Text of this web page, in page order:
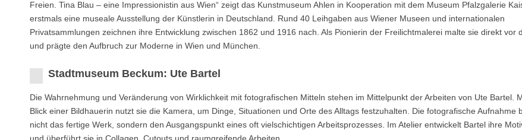
Freien. Tina Blau – eine Impressionistin aus Wien“ zeigt das Kunstmuseum Ahlen in Kooperation mit dem Museum Pfalzgalerie
erstmals eine museale Ausstellung der Künstlerin in Deutschland. Rund 40 Leihgaben aus Wiener Museen und internationalen
Privatsammlungen zeichnen ihre Entwicklung zwischen 1862 und 1916 nach. Als Pionierin der Freilichtmalerei malte sie direkt vor
und prägte den Aufbruch zur Moderne in Wien und München.
Stadtmuseum Beckum: Ute Bartel
Die Wahrnehmung und Veränderung von Wirklichkeit mit fotografischen Mitteln stehen im Mittelpunkt der Arbeiten von Ute Bartel.
Blick einer Bildhauerin nutzt sie die Kamera, um Dinge, Situationen und Orte des Alltags festzuhalten. Die fotografische Aufnahme
nicht das fertige Werk, sondern den Ausgangspunkt eines oft vielschichtigen Arbeitsprozesses. Im Atelier entwickelt Bartel ihre